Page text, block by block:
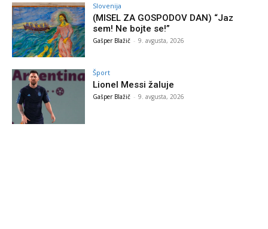
Slovenija
(MISEL ZA GOSPODOV DAN) “Jaz
sem! Ne bojte se!”
Gašper Blažič - 9. avgusta, 2026
Šport
Lionel Messi žaluje
Gašper Blažič - 9. avgusta, 2026